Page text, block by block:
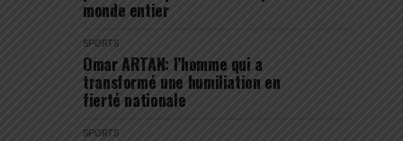
monde entier
SPORTS
Omar ARTAN: l’homme qui a
transformé une humiliation en
fierté nationale
SPORTS